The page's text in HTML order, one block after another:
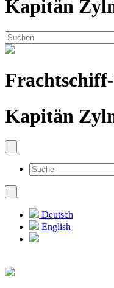
Kapitän
Kapitän
Deutsch
English